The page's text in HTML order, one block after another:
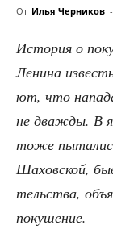
От Илья Черников -
Исто­рия о
Лени­на
ют, что
не два­жды. В
тоже
Шахов­ской,
тель­ства,
покушение.